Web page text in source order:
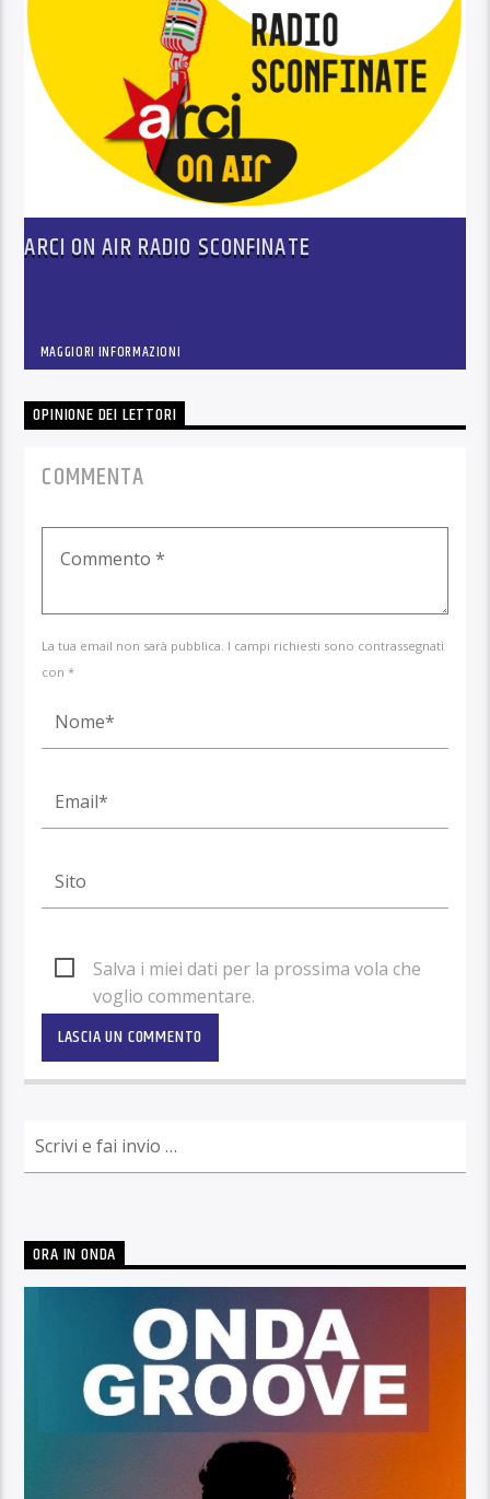
ARCI ON AIR RADIO SCONFINATE
MAGGIORI INFORMAZIONI
OPINIONE DEI LETTORI
COMMENTA
La tua email non sarà pubblica. I campi richiesti sono contrassegnati
con *
Salva i miei dati per la prossima vola che
voglio commentare.
ORA IN ONDA